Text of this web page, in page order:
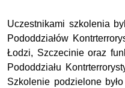
Uczestnikami szkolenia
Pododdziałów
Łodzi, Szczecinie oraz
Pododdziału
Szkolenie podzielone